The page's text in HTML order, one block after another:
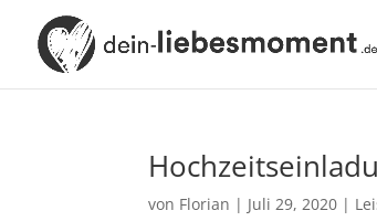
von Florian | Juli 29, 2020 |